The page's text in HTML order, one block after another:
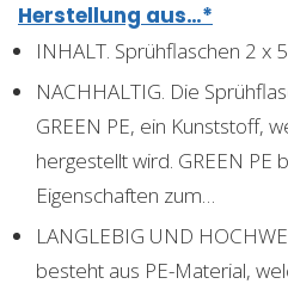
Herstellung aus…*
INHALT. Sprühflaschen 2 x
NACHHALTIG. Die
GREEN PE, ein Kunststoff,
hergestellt wird. GREEN PE
Eigenschaften zum…
LANGLEBIG UND
besteht aus PE-Material,